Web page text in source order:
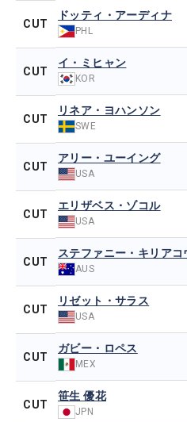
CUT
ドッティ・アーディナ
PHL
CUT
イ・ミヒャン
KOR
CUT
リネア・ヨハンソン
SWE
CUT
アリー・ユーイング
USA
CUT
エリザベス・ゾコル
USA
CUT
ステファニー・キリアコ
AUS
CUT
リゼット・サラス
USA
CUT
ガビー・ロペス
MEX
CUT
笹生 優花
JPN